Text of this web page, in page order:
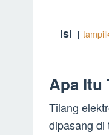
Isi
Apa Itu
Tilang
dipasang di